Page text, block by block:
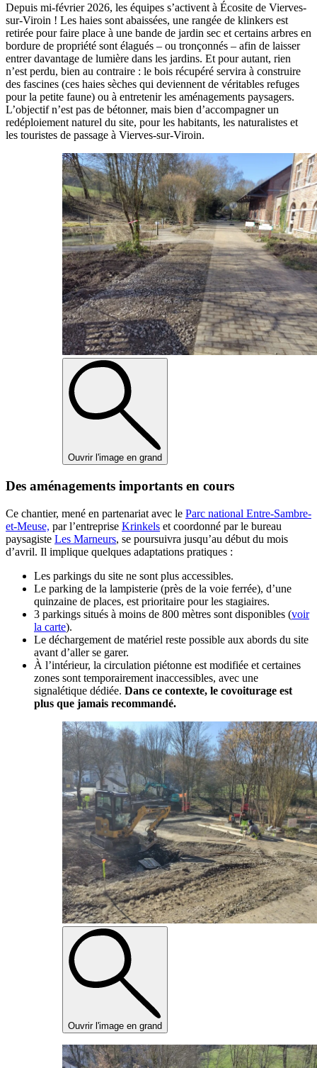
Depuis mi-février 2026, les équipes s’activent à Écosite de Vierves-
sur-Viroin ! Les haies sont abaissées, une rangée de klinkers est
retirée pour faire place à une bande de jardin sec et certains arbres en
bordure de propriété sont élagués – ou tronçonnés – afin de laisser
entrer davantage de lumière dans les jardins. Et pour autant, rien
n’est perdu, bien au contraire : le bois récupéré servira à construire
des fascines (ces haies sèches qui deviennent de véritables refuges
pour la petite faune) ou à entretenir les aménagements paysagers.
L’objectif n’est pas de bétonner, mais bien d’accompagner un
redéploiement naturel du site, pour les habitants, les naturalistes et
les touristes de passage à Vierves-sur-Viroin.
Ouvrir l'image en grand
Des aménagements importants en cours
Ce chantier, mené en partenariat avec le Parc national Entre-Sambre-
et-Meuse, par l’entreprise Krinkels et coordonné par le bureau
paysagiste Les Marneurs, se poursuivra jusqu’au début du mois
d’avril. Il implique quelques adaptations pratiques :
Les parkings du site ne sont plus accessibles.
Le parking de la lampisterie (près de la voie ferrée), d’une
quinzaine de places, est prioritaire pour les stagiaires.
3 parkings situés à moins de 800 mètres sont disponibles (voir
la carte).
Le déchargement de matériel reste possible aux abords du site
avant d’aller se garer.
À l’intérieur, la circulation piétonne est modifiée et certaines
zones sont temporairement inaccessibles, avec une
signalétique dédiée. Dans ce contexte, le covoiturage est
plus que jamais recommandé.
Ouvrir l'image en grand